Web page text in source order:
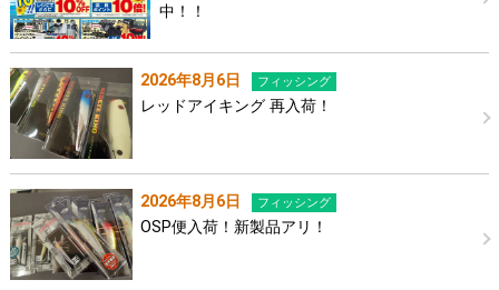
中！！
2026年8月6日 フィッシング
レッドアイキング 再入荷！
2026年8月6日 フィッシング
OSP便入荷！新製品アリ！